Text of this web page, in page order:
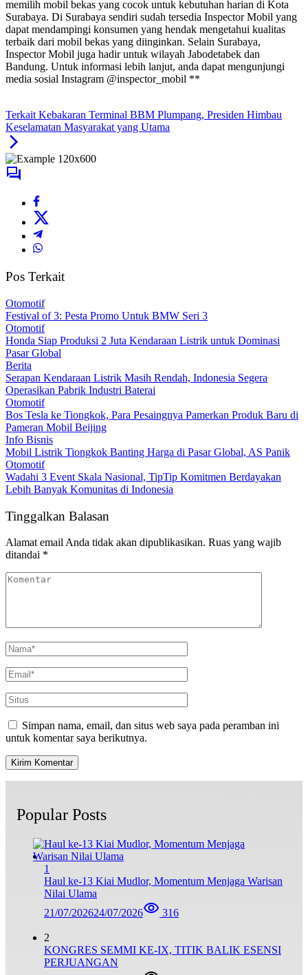
memilih mobil bekas yang cocok untuk kebutuhan harian di Kota
Surabaya. Di Surabaya sendiri sudah tersedia Inspector Mobil yang
dapat mendampingi konsumen yang hendak mengetahui kualitas
terbaik dari mobil bekas yang diinginkan. Selain Surabaya,
Inspector Mobil juga hadir untuk wilayah Jabodetabek dan
Bandung. Untuk informasi lebih lanjut, anda dapat mengunjungi
media sosial Instagram @inspector_mobil **
Terkait Kebakaran Terminal BBM Plumpang, Presiden Himbau
Keselamatan Masyarakat yang Utama
Pos Terkait
Otomotif
Festival of 3: Pesta Promo Untuk BMW Seri 3
Otomotif
Honda Siap Produksi 2 Juta Kendaraan Listrik untuk Dominasi
Pasar Global
Berita
Serapan Kendaraan Listrik Masih Rendah, Indonesia Segera
Operasikan Pabrik Industri Baterai
Otomotif
Bos Tesla ke Tiongkok, Para Pesaingnya Pamerkan Produk Baru di
Pameran Mobil Beijing
Info Bisnis
Mobil Listrik Tiongkok Banting Harga di Pasar Global, AS Panik
Otomotif
Wadahi 3 Event Skala Nasional, TipTip Komitmen Berdayakan
Lebih Banyak Komunitas di Indonesia
Tinggalkan Balasan
Alamat email Anda tidak akan dipublikasikan. Ruas yang wajib
ditandai *
Simpan nama, email, dan situs web saya pada peramban ini
untuk komentar saya berikutnya.
Popular Posts
1
Haul ke-13 Kiai Mudlor, Momentum Menjaga Warisan
Nilai Ulama
21/07/202624/07/2026 316
2
KONGRES SEMMI KE-IX, TITIK BALIK ESENSI
PERJUANGAN